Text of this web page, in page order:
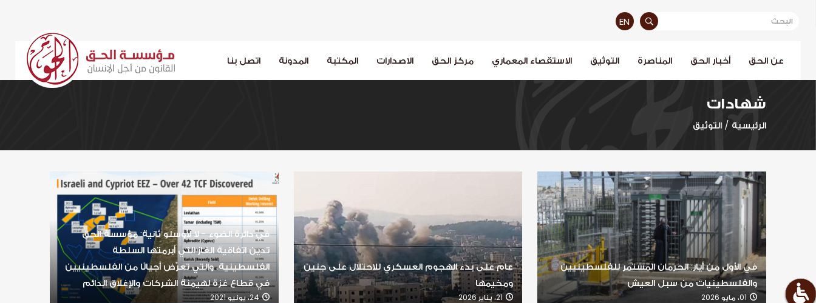
EN
عن الحق أخبار الحق المناصرة التوثيق الاستقصاء المعماري مركز الحق الاصدارات المكتبة المدونة اتصل بنا
شهادات
الرئيسية / التوثيق
في الأول من أيار: الحرمان المستمر للفلسطينيين
والفلسطينيات من سبل العيش
01، مايو 2026
عام على بدء الهجوم العسكري للاحتلال على جنين
ومخيمها
21، يناير 2026
في دائرة الضوء - لا لأوسلو ثانية: مؤسسة الحق
تدين اتفاقية الغاز التي أبرمتها السلطة
الفلسطينية، والتي تعرّض أجيالًا من الفلسطينيين
في قطاع غزة لهيمنة الشركات والإغلاق الدائم
24، يونيو 2021